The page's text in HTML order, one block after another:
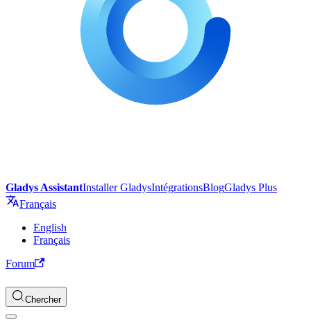
Gladys AssistantInstaller GladysIntégrationsBlogGladys Plus
Français
English
Français
Forum
Chercher